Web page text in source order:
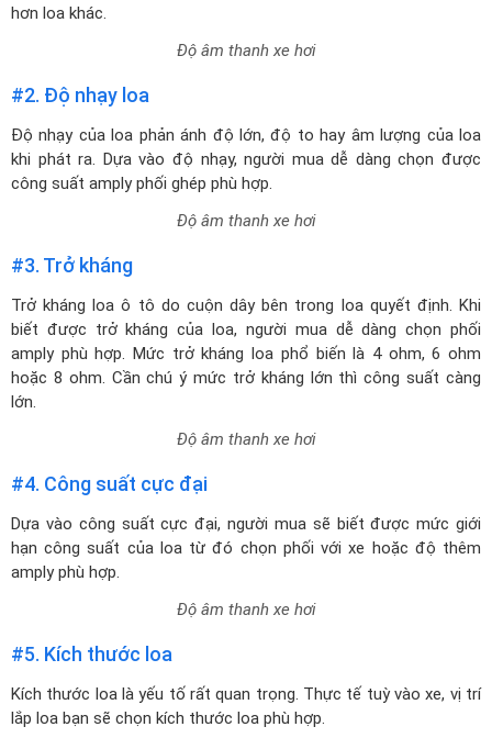
hơn loa khác.
Độ âm thanh xe hơi
#2. Độ nhạy loa
Độ nhạy của loa phản ánh độ lớn, độ to hay âm lượng của loa
khi phát ra. Dựa vào độ nhạy, người mua dễ dàng chọn được
công suất amply phối ghép phù hợp.
Độ âm thanh xe hơi
#3. Trở kháng
Trở kháng loa ô tô do cuộn dây bên trong loa quyết định. Khi
biết được trở kháng của loa, người mua dễ dàng chọn phối
amply phù hợp. Mức trở kháng loa phổ biến là 4 ohm, 6 ohm
hoặc 8 ohm. Cần chú ý mức trở kháng lớn thì công suất càng
lớn.
Độ âm thanh xe hơi
#4. Công suất cực đại
Dựa vào công suất cực đại, người mua sẽ biết được mức giới
hạn công suất của loa từ đó chọn phối với xe hoặc độ thêm
amply phù hợp.
Độ âm thanh xe hơi
#5. Kích thước loa
Kích thước loa là yếu tố rất quan trọng. Thực tế tuỳ vào xe, vị trí
lắp loa bạn sẽ chọn kích thước loa phù hợp.